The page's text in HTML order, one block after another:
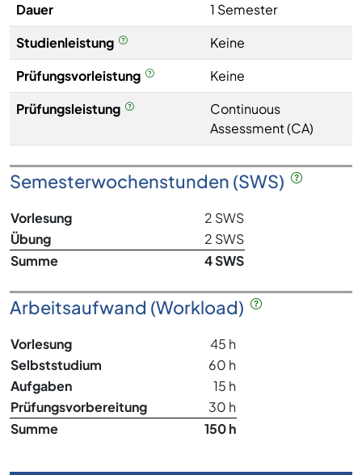
Dauer
1 Semester
Studienleistung
Keine
Prüfungsvorleistung
Keine
Prüfungsleistung
Continuous
Assessment (CA)
Semesterwochenstunden (SWS)
Vorlesung
2 SWS
Übung
2 SWS
Summe
4 SWS
Arbeitsaufwand (Workload)
Vorlesung
45 h
Selbststudium
60 h
Aufgaben
15 h
Prüfungsvorbereitung
30 h
Summe
150 h